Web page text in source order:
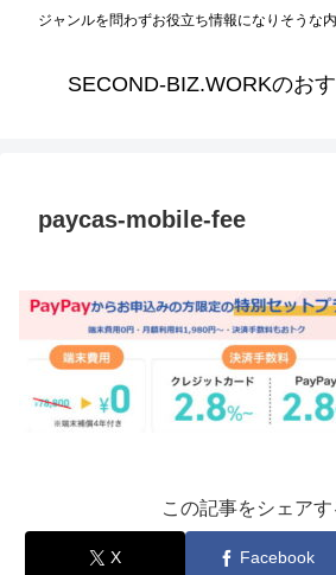
ジャンルを問わずお役立ち情報になりそうな
SECOND-BIZ.WORKのお
paycas-mobile-fee
この記事をシェアす
X Facebook